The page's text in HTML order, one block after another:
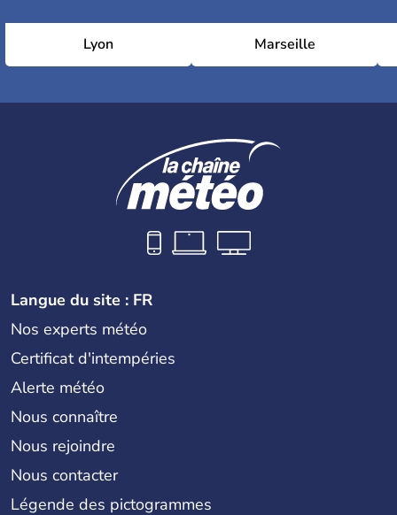
Lyon Marseille
Langue du site : FR
Nos experts météo
Certificat d'intempéries
Alerte météo
Nous connaître
Nous rejoindre
Nous contacter
Légende des pictogrammes